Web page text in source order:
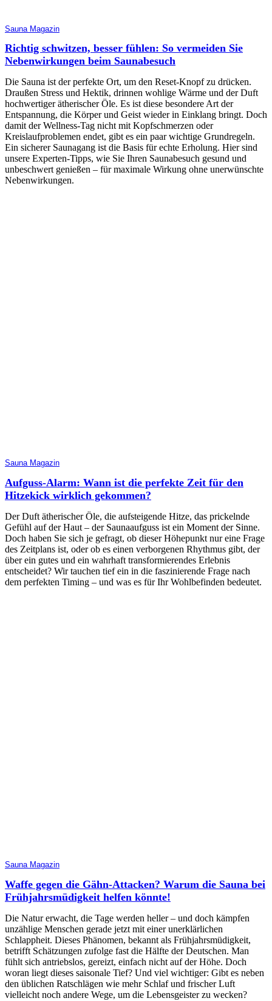
Sauna Magazin
Richtig schwitzen, besser fühlen: So vermeiden Sie
Nebenwirkungen beim Saunabesuch
Die Sauna ist der perfekte Ort, um den Reset-Knopf zu drücken.
Draußen Stress und Hektik, drinnen wohlige Wärme und der Duft
hochwertiger ätherischer Öle. Es ist diese besondere Art der
Entspannung, die Körper und Geist wieder in Einklang bringt. Doch
damit der Wellness-Tag nicht mit Kopfschmerzen oder
Kreislaufproblemen endet, gibt es ein paar wichtige Grundregeln.
Ein sicherer Saunagang ist die Basis für echte Erholung. Hier sind
unsere Experten-Tipps, wie Sie Ihren Saunabesuch gesund und
unbeschwert genießen – für maximale Wirkung ohne unerwünschte
Nebenwirkungen.
Sauna Magazin
Aufguss-Alarm: Wann ist die perfekte Zeit für den
Hitzekick wirklich gekommen?
Der Duft ätherischer Öle, die aufsteigende Hitze, das prickelnde
Gefühl auf der Haut – der Saunaaufguss ist ein Moment der Sinne.
Doch haben Sie sich je gefragt, ob dieser Höhepunkt nur eine Frage
des Zeitplans ist, oder ob es einen verborgenen Rhythmus gibt, der
über ein gutes und ein wahrhaft transformierendes Erlebnis
entscheidet? Wir tauchen tief ein in die faszinierende Frage nach
dem perfekten Timing – und was es für Ihr Wohlbefinden bedeutet.
Sauna Magazin
Waffe gegen die Gähn-Attacken? Warum die Sauna bei
Frühjahrsmüdigkeit helfen könnte!
Die Natur erwacht, die Tage werden heller – und doch kämpfen
unzählige Menschen gerade jetzt mit einer unerklärlichen
Schlappheit. Dieses Phänomen, bekannt als Frühjahrsmüdigkeit,
betrifft Schätzungen zufolge fast die Hälfte der Deutschen. Man
fühlt sich antriebslos, gereizt, einfach nicht auf der Höhe. Doch
woran liegt dieses saisonale Tief? Und viel wichtiger: Gibt es neben
den üblichen Ratschlägen wie mehr Schlaf und frischer Luft
vielleicht noch andere Wege, um die Lebensgeister zu wecken?